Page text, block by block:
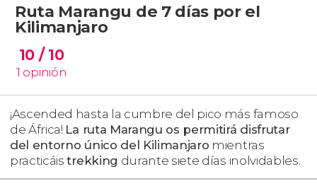
Ruta Marangu de 7 días por el
Kilimanjaro
10 / 10
1 opinión
¡Ascended hasta la cumbre del pico más famoso
de África! La ruta Marangu os permitirá disfrutar
del entorno único del Kilimanjaro mientras
practicáistrekking durante siete días inolvidables.